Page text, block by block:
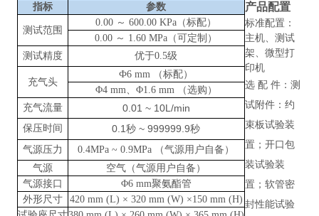
指标 参数
测试范围
0.00 ～ 600.00 KPa（标配）
0.00 ～ 1.60 MPa（可定制）
测试精度
优于0.5级
充气头
Ф6 mm （标配）
Φ4 mm、Φ1.6 mm （选购）
充气流量
0.01 ~ 10L/min
保压时间 0.1秒~ 999999.9秒
气源压力
0.4MPa~ 0.9MPa （气源用户自备）
气源
空气（气源用户自备）
气源接口
Φ6 mm聚氨酯管
外形尺寸
420 mm (L) × 320 mm (W) ×150 mm (H)
产品配置
标准配置：
主机、测试
架、微型打
印机
选 配 件：测
试附件：约
束板试验装
置；开口包
装试验装
置；软管密
封性能试验